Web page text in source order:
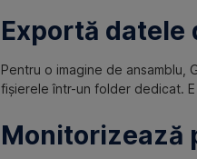
Exportă datele
Pentru o imagine de
fișierele într-un folder dedicat.
Monitorizează